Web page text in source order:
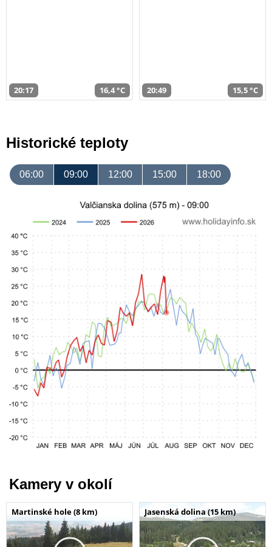
20:17 16,4 °C 20:49 15,5 °C
Historické teploty
06:00 09:00 12:00 15:00 18:00
Kamery v okolí
Martinské hole (8 km) Jasenská dolina (15 km)